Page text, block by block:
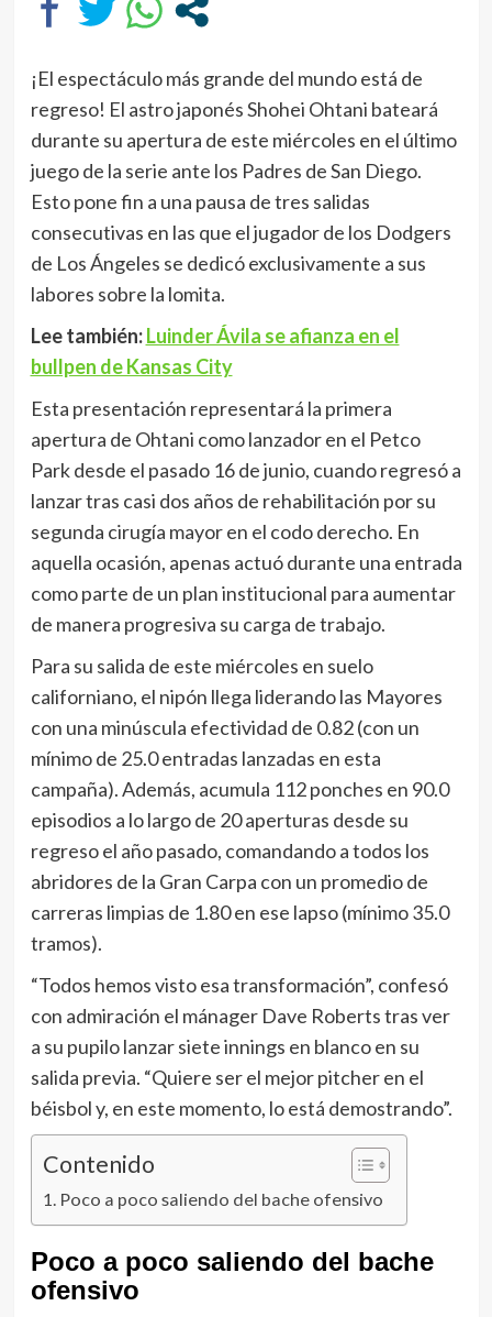
¡El espectáculo más grande del mundo está de
regreso! El astro japonés Shohei Ohtani bateará
durante su apertura de este miércoles en el último
juego de la serie ante los Padres de San Diego.
Esto pone fin a una pausa de tres salidas
consecutivas en las que el jugador de los Dodgers
de Los Ángeles se dedicó exclusivamente a sus
labores sobre la lomita.
Lee también:Luinder Ávila se afianza en el
bullpen de Kansas City
Esta presentación representará la primera
apertura de Ohtani como lanzador en el Petco
Park desde el pasado 16 de junio, cuando regresó a
lanzar tras casi dos años de rehabilitación por su
segunda cirugía mayor en el codo derecho. En
aquella ocasión, apenas actuó durante una entrada
como parte de un plan institucional para aumentar
de manera progresiva su carga de trabajo.
Para su salida de este miércoles en suelo
californiano, el nipón llega liderando las Mayores
con una minúscula efectividad de 0.82 (con un
mínimo de 25.0 entradas lanzadas en esta
campaña). Además, acumula 112 ponches en 90.0
episodios a lo largo de 20 aperturas desde su
regreso el año pasado, comandando a todos los
abridores de la Gran Carpa con un promedio de
carreras limpias de 1.80 en ese lapso (mínimo 35.0
tramos).
“Todos hemos visto esa transformación”, confesó
con admiración el mánager Dave Roberts tras ver
a su pupilo lanzar siete innings en blanco en su
salida previa. “Quiere ser el mejor pitcher en el
béisbol y, en este momento, lo está demostrando”.
Contenido
Poco a poco saliendo del bache ofensivo
Poco a poco saliendo del bache
ofensivo